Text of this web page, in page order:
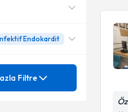
uzmanları
Endokardit
Filtre